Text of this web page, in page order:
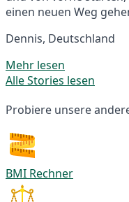
einen neuen Weg
Dennis, Deutschland
Mehr lesen
Alle Stories lesen
Probiere unsere
BMI Rechner